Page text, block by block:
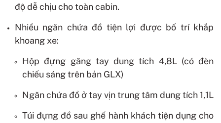
độ dễ chịu cho toàn cabin.
Nhiều ngăn chứa đồ tiện lợi được bố trí khắp
khoang xe:
Hộp đựng găng tay dung tích 4,8L (có đèn
chiếu sáng trên bản GLX)
Ngăn chứa đồ ở tay vịn trung tâm dung tích 1,1L
Túi đựng đồ sau ghế hành khách tiện dụng cho